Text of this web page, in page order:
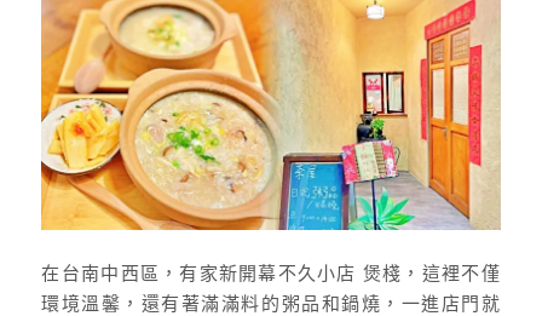
在台南中西區，有家新開幕不久小店 煲棧，這裡不僅
環境溫馨，還有著滿滿料的粥品和鍋燒，一進店門就